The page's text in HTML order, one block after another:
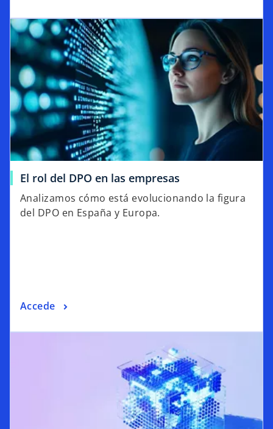
El rol del DPO en las empresas
Analizamos cómo está evolucionando la figura
del DPO en España y Europa.
Accede